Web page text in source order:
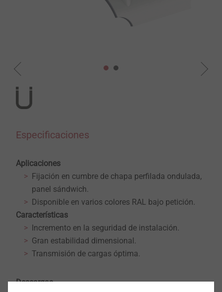
Especificaciones
Aplicaciones
Fijación en cumbre de chapa perfilada ondulada,
panel sándwich.
Disponible en varios colores RAL bajo petición.
Características
Incremento en la seguridad de instalación.
Gran estabilidad dimensional.
Transmisión de cargas óptima.
Descargas